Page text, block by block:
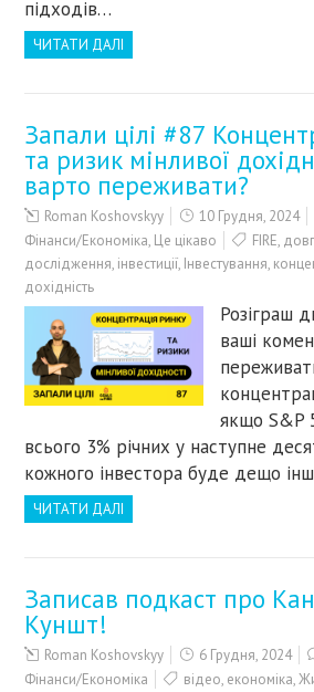
підходів…
ЧИТАТИ ДАЛІ
Запали цілі #87
та ризик мінливої
варто переживати?
Roman Koshovskyy 10 Грудня, 2024
Фінанси/Економіка, Це цікаво FIRE,
дослідження, інвестиції, Інвестування,
дохідність
Розіграш
ваші
якщо S&P
всього 3% річних у наступне
кожного інвестора буде дещо
ЧИТАТИ ДАЛІ
Записав подкаст про
Куншт!
Roman Koshovskyy 6 Грудня, 2024
Фінанси/Економіка
відео, економіка,